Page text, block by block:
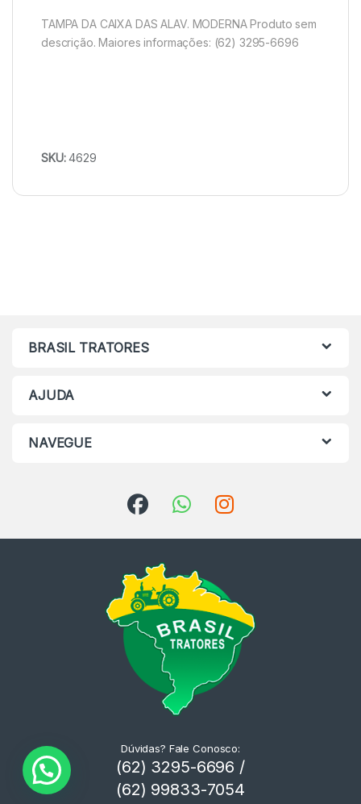
TAMPA DA CAIXA DAS ALAV. MODERNA Produto sem
descrição. Maiores informações: (62) 3295-6696
SKU:4629
BRASIL TRATORES
AJUDA
NAVEGUE
Dúvidas? Fale Conosco:
(62) 3295-6696 /
(62) 99833-7054